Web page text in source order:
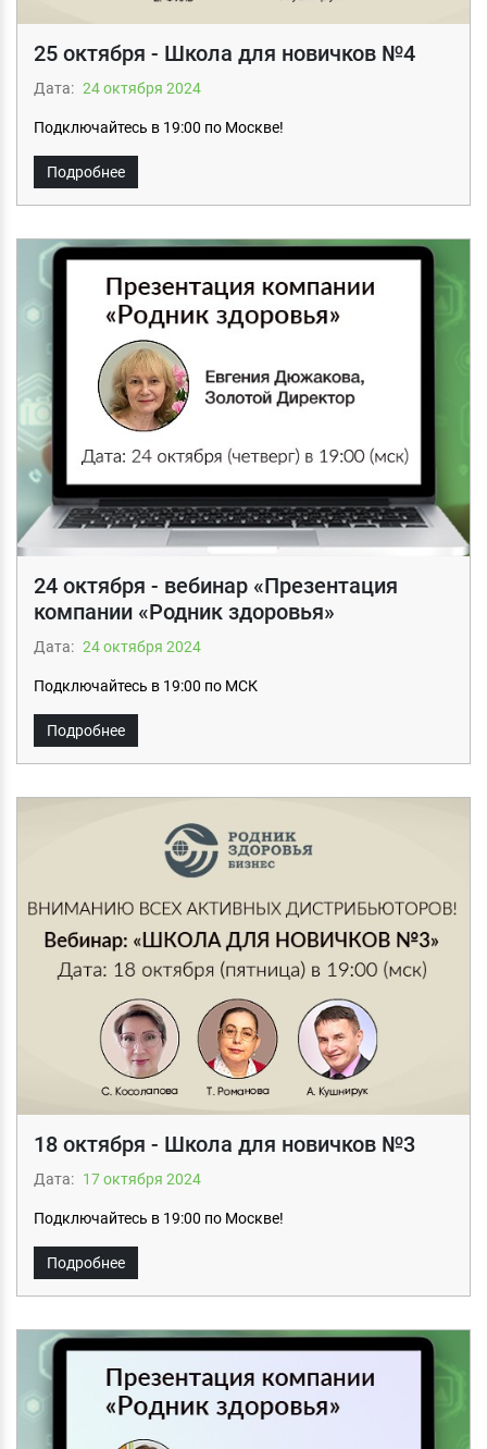
25 октября - Школа для новичков №4
Дата: 24 октября 2024
Подключайтесь в 19:00 по Москве!
Подробнее
24 октября - вебинар «Презентация
компании «Родник здоровья»
Дата: 24 октября 2024
Подключайтесь в 19:00 по МСК
Подробнее
18 октября - Школа для новичков №3
Дата: 17 октября 2024
Подключайтесь в 19:00 по Москве!
Подробнее